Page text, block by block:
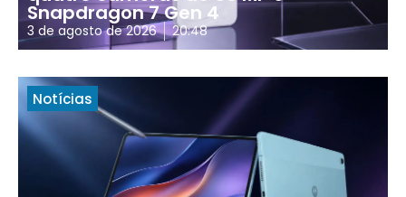
Snapdragon 7 Gen 4
3 de agosto de 2026 20:48
Notícias